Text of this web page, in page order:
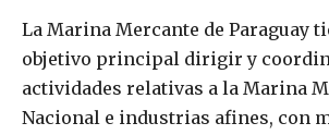
La Marina Mercante de Paraguay
objetivo principal dirigir y
actividades relativas a la Marina
Nacional e industrias afines, con